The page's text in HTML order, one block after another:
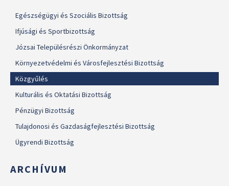
Egészségügyi és Szociális Bizottság
Ifjúsági és Sportbizottság
Józsai Településrészi Önkormányzat
Környezetvédelmi és Városfejlesztési Bizottság
Közgyűlés
Kulturális és Oktatási Bizottság
Pénzügyi Bizottság
Tulajdonosi és Gazdaságfejlesztési Bizottság
Ügyrendi Bizottság
ARCHÍVUM